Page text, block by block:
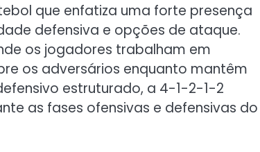
que enfatiza uma forte presença
defensiva e opções de ataque.
os jogadores trabalham em
os adversários enquanto mantêm
estruturado, a 4-1-2-1-2
as fases ofensivas e defensivas do